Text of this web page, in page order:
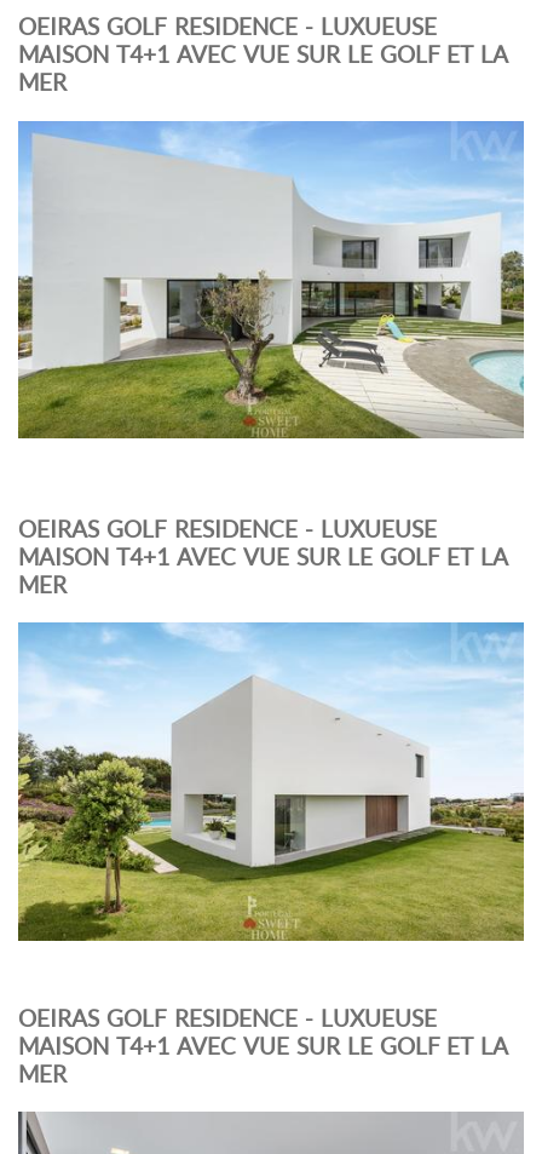
OEIRAS GOLF RESIDENCE - LUXUEUSE
MAISON T4+1 AVEC VUE SUR LE GOLF ET LA
MER
OEIRAS GOLF RESIDENCE - LUXUEUSE
MAISON T4+1 AVEC VUE SUR LE GOLF ET LA
MER
OEIRAS GOLF RESIDENCE - LUXUEUSE
MAISON T4+1 AVEC VUE SUR LE GOLF ET LA
MER